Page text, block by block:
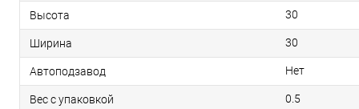
Высота 30
Ширина 30
Автоподзавод Нет
Вес с упаковкой 0.5